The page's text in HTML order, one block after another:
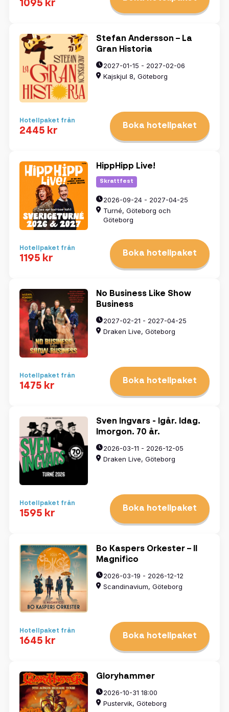
1095 kr
Stefan Andersson – La
Gran Historia
2027-01-15 - 2027-02-06
Kajskjul 8, Göteborg
Hotellpaket från
2445 kr Boka hotellpaket
HippHipp Live!
Skrattfest
2026-09-24 - 2027-04-25
Turné, Göteborg och
Göteborg
Hotellpaket från
1195 kr Boka hotellpaket
No Business Like Show
Business
2027-02-21 - 2027-04-25
Draken Live, Göteborg
Hotellpaket från
1475 kr Boka hotellpaket
Sven Ingvars - Igår. Idag.
Imorgon. 70 år.
2026-03-11 - 2026-12-05
Draken Live, Göteborg
Hotellpaket från
1595 kr Boka hotellpaket
Bo Kaspers Orkester – Il
Magnifico
2026-03-19 - 2026-12-12
Scandinavium, Göteborg
Hotellpaket från
1645 kr Boka hotellpaket
Gloryhammer
2026-10-31 18:00
Pustervik, Göteborg